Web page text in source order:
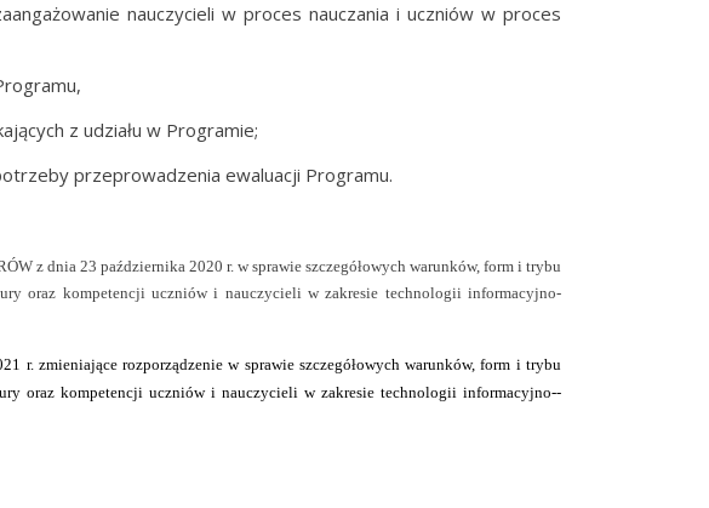
nauczycieli w proces nauczania i uczniów w proces
z udziału w Programie;
przeprowadzenia ewaluacji Programu.
z dnia 23 października 2020 r. w sprawie szczegółowych warunków, form i trybu
oraz kompetencji uczniów i nauczycieli w zakresie technologii informacyjno-
r. zmieniające rozporządzenie w sprawie szczegółowych warunków, form i trybu
oraz kompetencji uczniów i nauczycieli w zakresie technologii informacyjno--